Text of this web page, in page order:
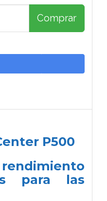
Comprar
P500
para las